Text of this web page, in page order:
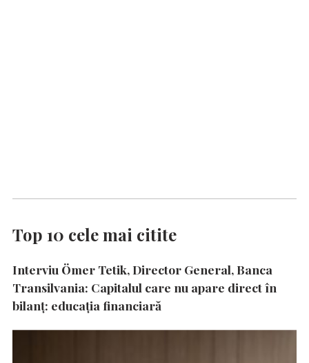
Top 10 cele mai citite
Interviu Ömer Tetik, Director General, Banca
Transilvania: Capitalul care nu apare direct în
bilanț: educația financiară